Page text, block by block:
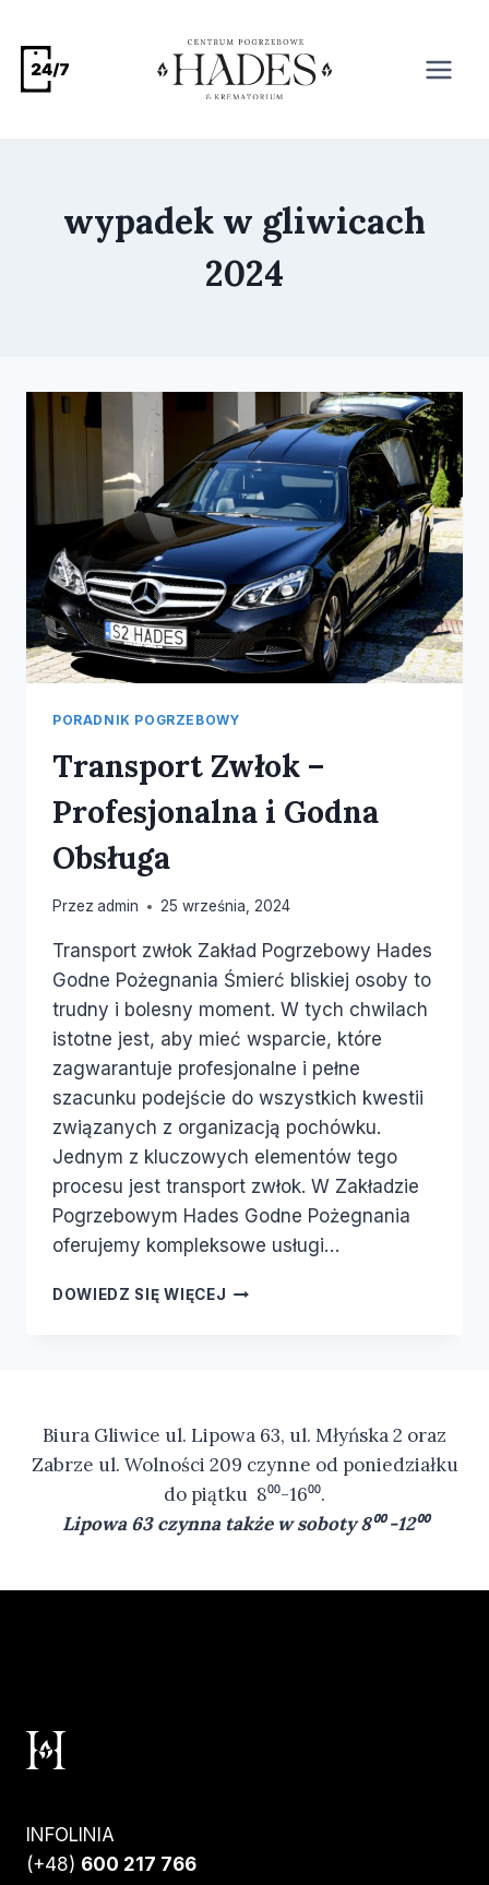
wypadek w gliwicach
2024
PORADNIK POGRZEBOWY
Transport Zwłok –
Profesjonalna i Godna
Obsługa
Przez admin 25 września, 2024
Transport zwłok Zakład Pogrzebowy Hades
Godne Pożegnania Śmierć bliskiej osoby to
trudny i bolesny moment. W tych chwilach
istotne jest, aby mieć wsparcie, które
zagwarantuje profesjonalne i pełne
szacunku podejście do wszystkich kwestii
związanych z organizacją pochówku.
Jednym z kluczowych elementów tego
procesu jest transport zwłok. W Zakładzie
Pogrzebowym Hades Godne Pożegnania
oferujemy kompleksowe usługi…
DOWIEDZ SIĘ WIĘCEJ
Biura Gliwice ul. Lipowa 63, ul. Młyńska 2 oraz
Zabrze ul. Wolności 209 czynne od poniedziałku
do piątku 8⁰⁰-16⁰⁰.
Lipowa 63 czynna także w soboty 8⁰⁰ -12⁰⁰
INFOLINIA
(+48) 600 217 766